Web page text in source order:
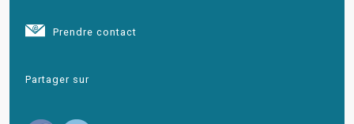
Prendre contact
Partager sur